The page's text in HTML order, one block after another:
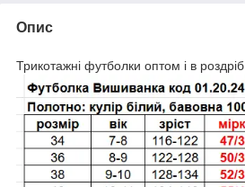
Опис
Трикотажні футболки оптом і в роздріб